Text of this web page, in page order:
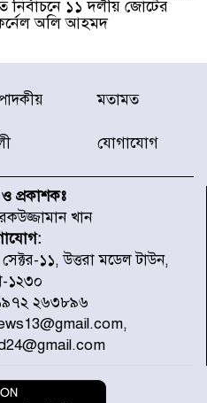
নির্বাচনে ১১ দলীয় জোটের
কর্নেল অলি আহমদ
সঙ্গে সমন্বয়ে পরিচ্ছন্নতার
নিকুঞ্জ-টানপাড়ায়
উত্তরা ১৩ নং সেক্টর-এ
পরিচ্ছন্নতা অভিযান
অভিযানে ২৪ ঘণ্টায় গ্রেপ্তার
মাদক-অস্ত্র
চরে বিপদে পড়া কচ্ছপ উদ্ধার
অবমুক্ত
মতামত
যোগাযোগ
প্রকাশকঃ
খান
১১, উত্তরা মডেল টাউন,
১২৩০
২৬৩৮৯৬